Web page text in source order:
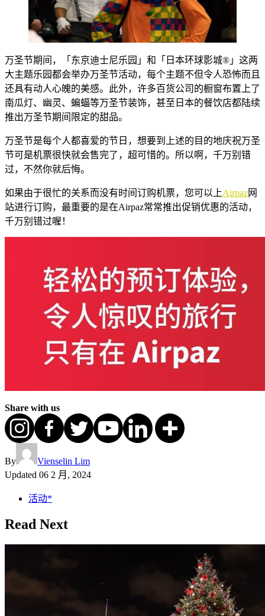
万圣节期间，「东京迪士尼乐园」和「日本环球影城®」这两
大主题乐园都会举办万圣节活动，每个主题不但令人恐怖而且
还具有动人心魄的美感。此外，许多百货公司的橱窗布置上了
南瓜灯、幽灵、蝙蝠等万圣节装饰，甚至日本的餐饮店都陆续
推出万圣节期间限定的甜品。
万圣节是每个人都喜爱的节日，想要到上述的目的地庆祝万圣
节可是机票很快就会售完了，超可惜的。所以啊，千万别错
过，不然你就后悔。
如果由于很忙的关系而没有时间订购机票，您可以上Airpaz网
站进行订购，最重要的是在Airpaz常常推出促销优惠的活动，
千万别错过喔！
Share with us
By
Vienselin Lim
Updated 06 2 月, 2024
活动*
Read Next